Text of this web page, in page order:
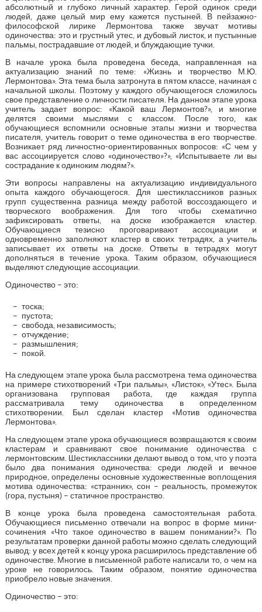
абсолютный и глубоко личный характер. Герой одинок среди
людей, даже целый мир ему кажется пустыней. В пейзажно-
философской лирике Лермонтова также звучат мотивы
одиночества: это и грустный утес, и дубовый листок, и пустынные
пальмы, пострадавшие от людей, и блуждающие тучки.
В начале урока была проведена беседа, направленная на
актуализацию знаний по теме: «Жизнь и творчество М.Ю.
Лермонтова». Эта тема была затронута в пятом классе, начиная с
начальной школы. Поэтому у каждого обучающегося сложилось
свое представление о личности писателя. На данном этапе урока
учитель задает вопрос: «Какой ваш Лермонтов?», и многие
делятся своими мыслями с классом. После того, как
обучающиеся вспомнили основные этапы жизни и творчества
писателя, учитель говорит о теме одиночества в его творчестве.
Возникает ряд личностно-ориентированных вопросов: «С чем у
вас ассоциируется слово «одиночество»?», «Испытываете ли вы
сострадание к одиноким людям?».
Эти вопросы направлены на актуализацию индивидуального
опыта каждого обучающегося. Для шестиклассников разных
групп существенна разница между работой воссоздающего и
творческого воображения. Для того чтобы схематично
зафиксировать ответы, на доске изображается кластер.
Обучающиеся тезисно проговаривают ассоциации и
одновременно заполняют кластер в своих тетрадях, а учитель
записывает их ответы на доске. Ответы в тетрадях могут
дополняться в течение урока. Таким образом, обучающиеся
выделяют следующие ассоциации.
Одиночество – это:
тоска;
пустота;
свобода, независимость;
отчуждение;
размышления;
покой.
На следующем этапе урока была рассмотрена тема одиночества
на примере стихотворений «Три пальмы», «Листок», «Утес». Была
организована групповая работа, где каждая группа
рассматривала тему одиночества в определенном
стихотворении. Был сделан кластер «Мотив одиночества
Лермонтова».
На следующем этапе урока обучающиеся возвращаются к своим
кластерам и сравнивают свое понимание одиночества с
лермонтовским. Шестиклассники делают вывод о том, что у поэта
было два понимания одиночества: среди людей и вечное
природное, определены основные художественные воплощения
мотива одиночества: «странник», сон – реальность, промежуток
(гора, пустыня) – статичное пространство.
В конце урока была проведена самостоятельная работа.
Обучающиеся письменно отвечали на вопрос в форме мини-
сочинения «Что такое одиночество в вашем понимании?». По
результатам проверки данной работы можно сделать следующий
вывод: у всех детей к концу урока расширилось представление об
одиночестве. Многие в письменной работе написали то, о чем на
уроке не говорилось. Таким образом, понятие одиночества
приобрело новые значения.
Одиночество – это: